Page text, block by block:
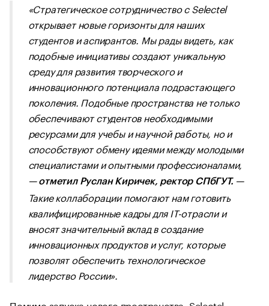
«Стратегическое сотрудничество с Selectel
открывает новые горизонты для наших
студентов и аспирантов. Мы рады видеть, как
подобные инициативы создают уникальную
среду для развития творческого и
инновационного потенциала подрастающего
поколения. Подобные пространства не только
обеспечивают студентов необходимыми
ресурсами для учебы и научной работы, но и
способствуют обмену идеями между молодыми
специалистами и опытными профессионалами,
—отметил Руслан Киричек, ректор СПбГУТ.—
Такие коллаборации помогают нам готовить
квалифицированные кадры для IT-отрасли и
вносят значительный вклад в создание
инновационных продуктов и услуг, которые
позволят обеспечить технологическое
лидерство России».